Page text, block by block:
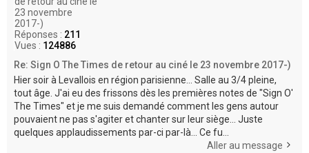
23 novembre
2017-)
Réponses : 211
Vues : 124886
Re: Sign O The Times de retour au ciné le 23 novembre 2017-)
Hier soir à Levallois en région parisienne... Salle au 3/4 pleine,
tout âge. J'ai eu des frissons dès les premières notes de "Sign O'
The Times" et je me suis demandé comment les gens autour
pouvaient ne pas s'agiter et chanter sur leur siège... Juste
quelques applaudissements par-ci par-là... Ce fu...
Aller au message